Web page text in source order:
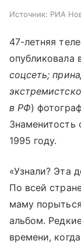
Источник: РИА
47-летняя
опубликовала
соцсеть;
в РФ)
Знаменитость
1995 году.
«Узнали? Эта
По всей
маму
альбом.
времени,